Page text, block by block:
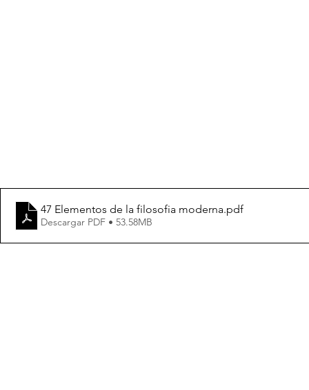
47 Elementos de la filosofia moderna.pdf
Descargar PDF • 53.58MB